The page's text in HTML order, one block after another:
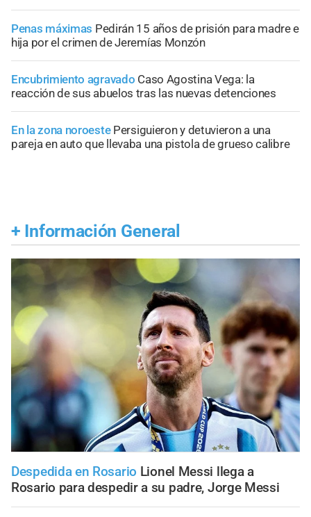
Penas máximas Pedirán 15 años de prisión para madre e
hija por el crimen de Jeremías Monzón
Encubrimiento agravado Caso Agostina Vega: la
reacción de sus abuelos tras las nuevas detenciones
En la zona noroeste Persiguieron y detuvieron a una
pareja en auto que llevaba una pistola de grueso calibre
+ Información General
Despedida en Rosario Lionel Messi llega a
Rosario para despedir a su padre, Jorge Messi